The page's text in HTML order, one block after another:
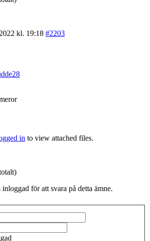
kl. 19:18 #2203
in to view attached files.
för att svara på detta ämne.